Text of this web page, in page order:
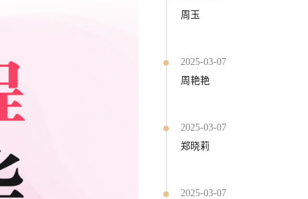
周玉
2025-03-07
周艳艳
2025-03-07
郑晓莉
2025-03-07